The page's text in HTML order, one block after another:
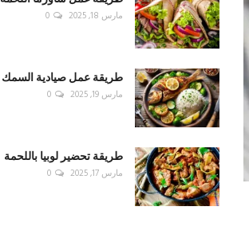
مارس 18, 2025 0
طريقة عمل صيادية السمك
مارس 19, 2025 0
طريقة تحضير لوبيا باللحمة
مارس 17, 2025 0